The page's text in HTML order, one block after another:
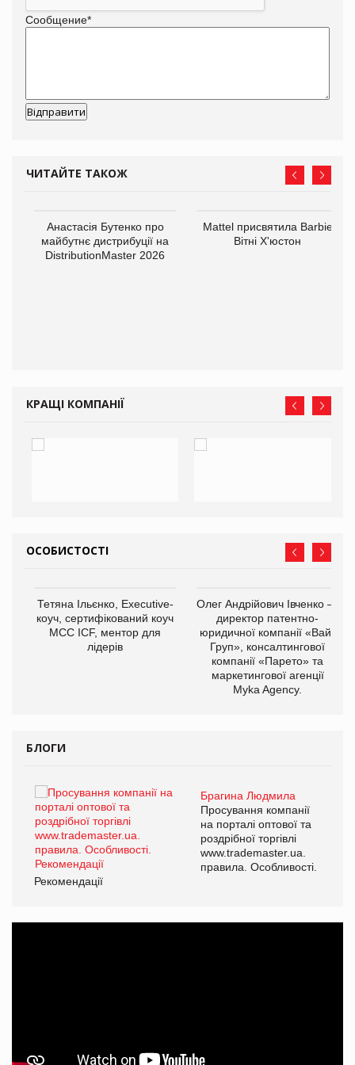
Сообщение*
ЧИТАЙТЕ ТАКОЖ
Анастасія Бутенко про
майбутнє дистрибуції на
DistributionMaster 2026
Mattel присвятила Barbie
Вітні Х'юстон
КРАЩІ КОМПАНІЇ
ОСОБИСТОСТІ
Тетяна Ільєнко, Executive-
коуч, сертифікований коуч
МСС ICF, ментор для
лідерів
Олег Андрійович Івченко —
директор патентно-
юридичної компанії «Вайз
Груп», консалтингової
компанії «Парето» та
маркетингової агенції
Myka Agency.
БЛОГИ
Брагина Людмила
Просування компанії
на порталі оптової та
роздрібної торгівлі
www.trademaster.ua.
правила. Особливості.
Рекомендації